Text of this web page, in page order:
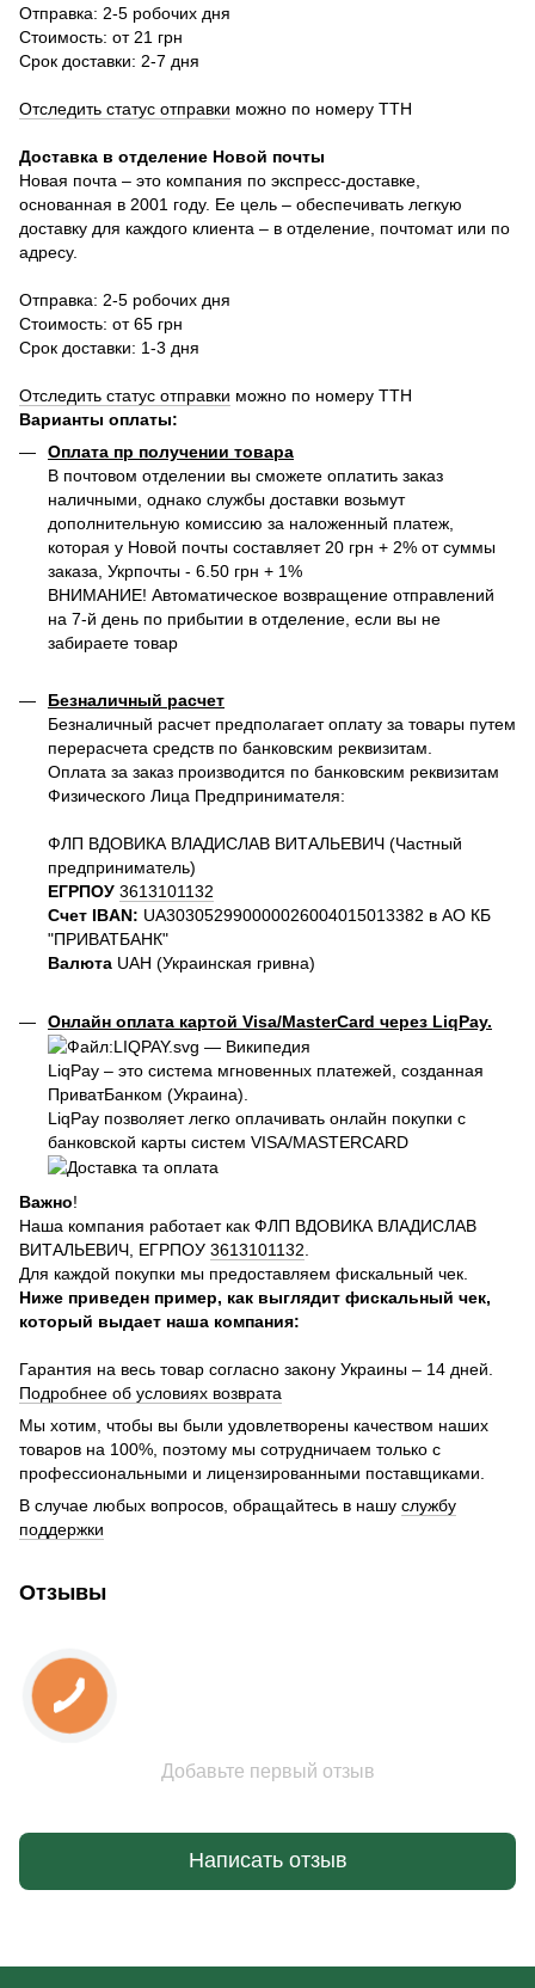
Отправка: 2-5 робочих дня
Стоимость: от 21 грн
Срок доставки: 2-7 дня
Отследить статус отправки можно по номеру ТТН
Доставка в отделение Новой почты
Новая почта – это компания по экспресс-доставке,
основанная в 2001 году. Ее цель – обеспечивать легкую
доставку для каждого клиента – в отделение, почтомат или по
адресу.
Отправка: 2-5 робочих дня
Стоимость: от 65 грн
Срок доставки: 1-3 дня
Отследить статус отправки можно по номеру ТТН
Варианты оплаты:
Оплата пр получении товара
В почтовом отделении вы сможете оплатить заказ
наличными, однако службы доставки возьмут
дополнительную комиссию за наложенный платеж,
которая у Новой почты составляет 20 грн + 2% от суммы
заказа, Укрпочты - 6.50 грн + 1%
ВНИМАНИЕ! Автоматическое возвращение отправлений
на 7-й день по прибытии в отделение, если вы не
забираете товар
Безналичный расчет
Безналичный расчет предполагает оплату за товары путем
перерасчета средств по банковским реквизитам.
Оплата за заказ производится по банковским реквизитам
Физического Лица Предпринимателя:
ФЛП ВДОВИКА ВЛАДИСЛАВ ВИТАЛЬЕВИЧ (Частный
предприниматель)
ЕГРПОУ 3613101132
Счет IBAN: UA303052990000026004015013382 в АО КБ
"ПРИВАТБАНК"
Валюта UAH (Украинская гривна)
Онлайн оплата картой Visa/MasterCard через LiqPay.
LiqPay – это система мгновенных платежей, созданная
ПриватБанком (Украина).
LiqPay позволяет легко оплачивать онлайн покупки с
банковской карты систем VISA/MASTERCARD
Важно!
Наша компания работает как ФЛП ВДОВИКА ВЛАДИСЛАВ
ВИТАЛЬЕВИЧ, ЕГРПОУ 3613101132
Для каждой покупки мы предоставляем фискальный чек.
Ниже приведен пример, как выглядит фискальный чек,
который выдает наша компания:
Гарантия на весь товар согласно закону Украины – 14 дней.
Подробнее об условиях возврата
Мы хотим, чтобы вы были удовлетворены качеством наших
товаров на 100%, поэтому мы сотрудничаем только с
профессиональными и лицензированными поставщиками.
В случае любых вопросов, обращайтесь в нашу службу
поддержки
Отзывы
Добавьте первый отзыв
Написать отзыв